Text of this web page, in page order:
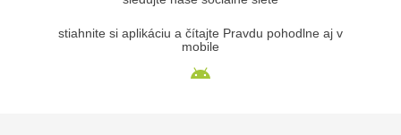
stiahnite si aplikáciu a čítajte Pravdu pohodlne aj v
mobile